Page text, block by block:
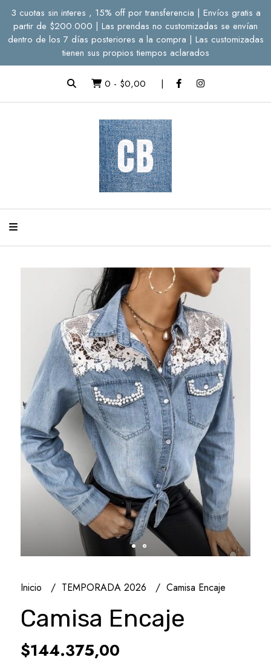
3 cuotas sin interes , 15% off por transferencia | Envíos gratis a
partir de $200.000 | Las prendas no customizadas se envían
dentro de los 7 días posteriores a la compra | Las customizadas
tienen sus propios tiempos aclarados
0 - $0,00
Inicio TEMPORADA 2026 Camisa Encaje
Camisa Encaje
$144.375,00